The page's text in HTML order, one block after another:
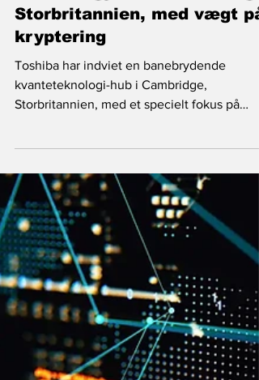
Toshiba lancerer Quantum
Storbritannien, med vægt på
kryptering
kvanteteknologi-hub i Cambridge,
kvantekommunikation